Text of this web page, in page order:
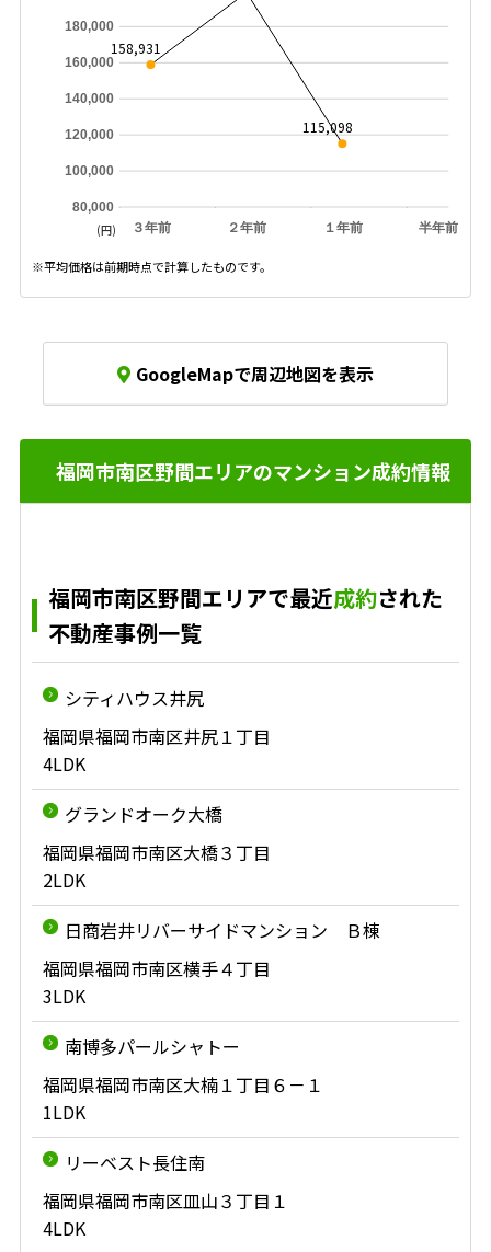
３年前 ２年前 １年前 半年前
80,000
100,000
120,000
140,000
160,000
180,000
158,931
115,098
(円)
※平均価格は前期時点で計算したものです。
GoogleMapで周辺地図を表示
福岡市南区野間エリアのマンション成約情報
福岡市南区野間エリアで最近成約された
不動産事例一覧
シティハウス井尻
福岡県福岡市南区井尻１丁目
4LDK
グランドオーク大橋
福岡県福岡市南区大橋３丁目
2LDK
日商岩井リバーサイドマンション Ｂ棟
福岡県福岡市南区横手４丁目
3LDK
南博多パールシャトー
福岡県福岡市南区大楠１丁目６－１
1LDK
リーベスト長住南
福岡県福岡市南区皿山３丁目１
4LDK